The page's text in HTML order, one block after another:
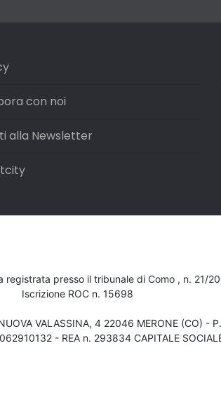
con noi
alla Newsletter
registrata presso il tribunale di Como , n. 21/
Iscrizione ROC n. 15698
VALASSINA, 4 22046 MERONE (CO) -
- REA n. 293834 CAPITALE